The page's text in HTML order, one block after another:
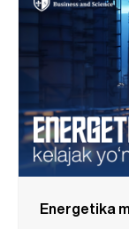
Energetika